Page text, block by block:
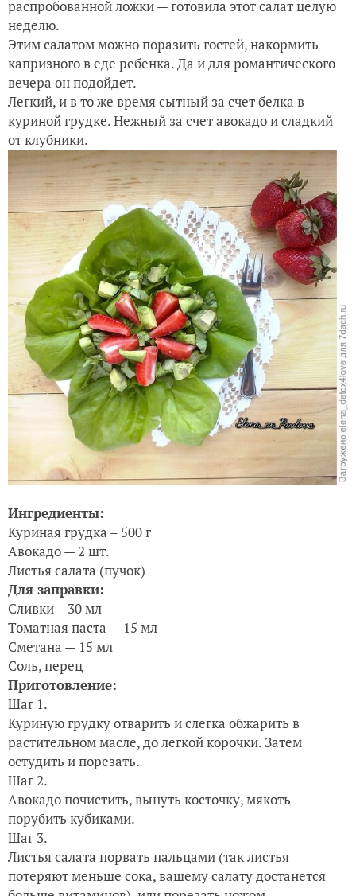
распробованной ложки — готовила этот салат целую
неделю.
Этим салатом можно поразить гостей, накормить
капризного в еде ребенка. Да и для романтического
вечера он подойдет.
Легкий, и в то же время сытный за счет белка в
куриной грудке. Нежный за счет авокадо и сладкий
от клубники.
Ингредиенты:
Куриная грудка – 500 г
Авокадо — 2 шт.
Листья салата (пучок)
Для заправки:
Сливки – 30 мл
Томатная паста — 15 мл
Сметана — 15 мл
Соль, перец
Приготовление:
Шаг 1.
Куриную грудку отварить и слегка обжарить в
растительном масле, до легкой корочки. Затем
остудить и порезать.
Шаг 2.
Авокадо почистить, вынуть косточку, мякоть
порубить кубиками.
Шаг 3.
Листья салата порвать пальцами (так листья
потеряют меньше сока, вашему салату достанется